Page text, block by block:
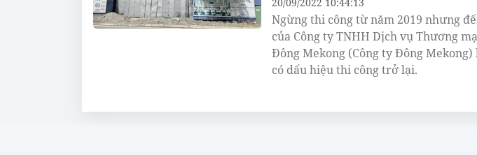
Ngừng thi công từ năm 2019 nhưng
của Công ty TNHH Dịch vụ Thương
Đông Mekong (Công ty Đông
có dấu hiệu thi công trở lại.